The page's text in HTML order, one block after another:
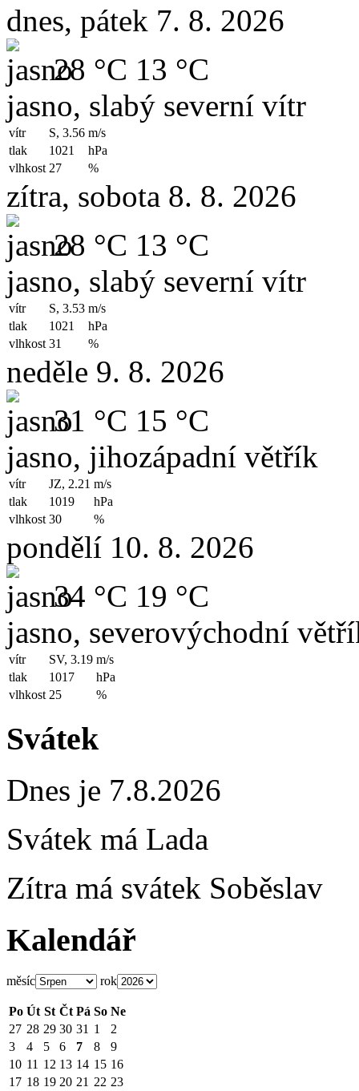
dnes, pátek 7. 8. 2026
28 °C 13 °C
jasno, slabý severní vítr
vítr S, 3.56 m/s
tlak
1021
hPa
vlhkost 27 %
zítra, sobota 8. 8. 2026
28 °C 13 °C
jasno, slabý severní vítr
vítr S, 3.53 m/s
tlak
1021
hPa
vlhkost 31 %
neděle 9. 8. 2026
31 °C 15 °C
jasno, jihozápadní větřík
vítr JZ, 2.21 m/s
tlak
1019
hPa
vlhkost 30 %
pondělí 10. 8. 2026
34 °C 19 °C
jasno, severovýchodní
vítr SV, 3.19 m/s
tlak
1017
hPa
vlhkost 25 %
Svátek
Dnes je 7.8.2026
Svátek má Lada
Zítra má svátek Soběslav
Kalendář
měsíc rok
Po Út St Čt Pá So Ne
27 28 29 30 31 1
2
3
4 5 6 7 8
9
10 11 12 13 14 15 16
17 18 19 20 21 22 23